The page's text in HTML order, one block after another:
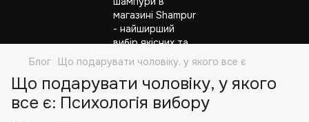
Блог Що подарувати чоловіку, у якого все є
Що подарувати чоловіку, у якого
все є: Психологія вибору